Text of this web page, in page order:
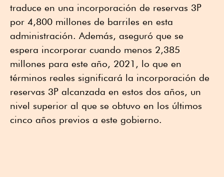
traduce en una incorporación de reservas 3P
por 4,800 millones de barriles en esta
administración. Además, aseguró que se
espera incorporar cuando menos 2,385
millones para este año, 2021, lo que en
términos reales significará la incorporación de
reservas 3P alcanzada en estos dos años, un
nivel superior al que se obtuvo en los últimos
cinco años previos a este gobierno.